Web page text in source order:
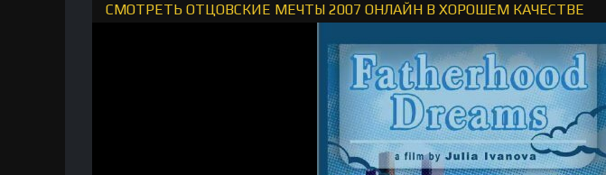
СМОТРЕТЬ ОТЦОВСКИЕ МЕЧТЫ 2007 ОНЛАЙН В ХОРОШЕМ КАЧЕСТВЕ